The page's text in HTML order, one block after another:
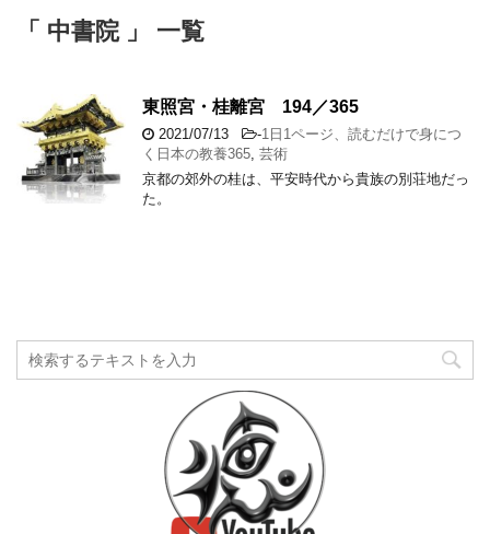
「 中書院 」 一覧
東照宮・桂離宮 194／365
2021/07/13 -1日1ページ、読むだけで身につ
く日本の教養365 芸術
京都の郊外の桂は、平安時代から貴族の別荘地だっ
た。